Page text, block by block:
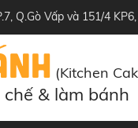
Q.Gò Vấp và 151/4
(Kitchen
& làm bánh